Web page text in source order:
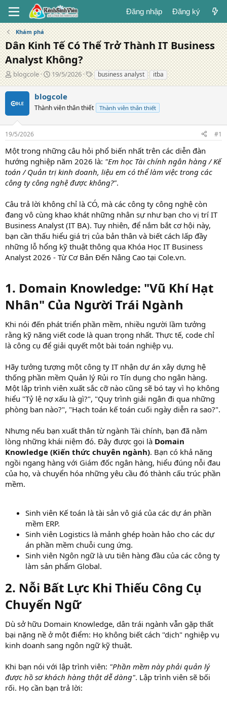
Đăng nhập Đăng ký
Khám phá
Dân Kinh Tế Có Thể Trở Thành IT Business
Analyst Không?
T
á
c
g
i
blogcole
N
g
y
đ
n
19/5/2026
T
ừ
h
ó
business analyst itba
blogcole
Thành viên thân thiết Thành viên thân thiết
19/5/2026 #1
Một trong những câu hỏi phổ biến nhất trên các diễn đàn
hướng nghiệp năm 2026 là: "Em học Tài chính ngân hàng / Kế
toán / Quản trị kinh doanh, liệu em có thể làm việc trong các
công ty công nghệ được không?".
Câu trả lời không chỉ là CÓ, mà các công ty công nghệ còn
đang vô cùng khao khát những nhân sự như bạn cho vị trí IT
Business Analyst (IT BA). Tuy nhiên, để nắm bắt cơ hội này,
bạn cần thấu hiểu giá trị của bản thân và biết cách lấp đầy
những lỗ hổng kỹ thuật thông qua Khóa Học IT Business
Analyst 2026 - Từ Cơ Bản Đến Nâng Cao tại Cole.vn.
1. Domain Knowledge: "Vũ Khí Hạt
Nhân" Của Người Trái Ngành​
Khi nói đến phát triển phần mềm, nhiều người lầm tưởng
rằng kỹ năng viết code là quan trọng nhất. Thực tế, code chỉ
là công cụ để giải quyết một bài toán nghiệp vụ.
Hãy tưởng tượng một công ty IT nhận dự án xây dựng hệ
thống phần mềm Quản lý Rủi ro Tín dụng cho ngân hàng.
Một lập trình viên xuất sắc cỡ nào cũng sẽ bó tay vì họ không
hiểu "Tỷ lệ nợ xấu là gì?", "Quy trình giải ngân đi qua những
phòng ban nào?", "Hạch toán kế toán cuối ngày diễn ra sao?".
Nhưng nếu bạn xuất thân từ ngành Tài chính, bạn đã nằm
lòng những khái niệm đó. Đây được gọi là Domain
Knowledge (Kiến thức chuyên ngành). Bạn có khả năng
ngồi ngang hàng với Giám đốc ngân hàng, hiểu đúng nỗi đau
của họ, và chuyển hóa những yêu cầu đó thành cấu trúc phần
mềm.
Sinh viên Kế toán là tài sản vô giá của các dự án phần
mềm ERP.
Sinh viên Logistics là mảnh ghép hoàn hảo cho các dự
án phần mềm chuỗi cung ứng.
Sinh viên Ngôn ngữ là ưu tiên hàng đầu của các công ty
làm sản phẩm Global.
2. Nỗi Bất Lực Khi Thiếu Công Cụ
Chuyển Ngữ​
Dù sở hữu Domain Knowledge, dân trái ngành vẫn gặp thất
bại nặng nề ở một điểm: Họ không biết cách "dịch" nghiệp vụ
kinh doanh sang ngôn ngữ kỹ thuật.
Khi bạn nói với lập trình viên: "Phần mềm này phải quản lý
được hồ sơ khách hàng thật dễ dàng". Lập trình viên sẽ bối
rối. Họ cần bạn trả lời: